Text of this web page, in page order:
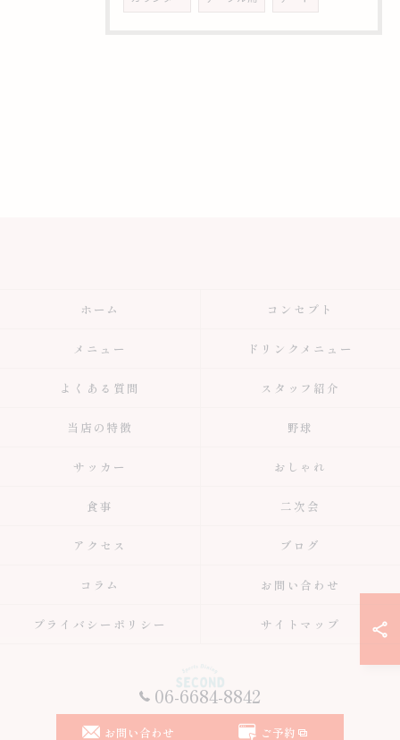
06-6684-8842
お問い合わせ ご予約
ホーム コンセプト
メニュー ドリンクメニュー
よくある質問 スタッフ紹介
当店の特徴 野球
サッカー おしゃれ
食事 二次会
アクセス ブログ
コラム お問い合わせ
プライバシーポリシー サイトマップ
© 2026 大阪府大阪市のスポーツバーはスポーツ居酒屋 Second ALL RIGHTS
RESERVED.